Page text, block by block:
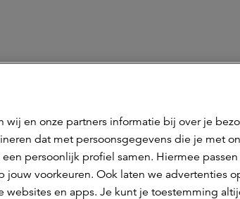
Deel dit
wij en onze partners informatie bij over je
dat met persoonsgegevens die je met
persoonlijk profiel samen. Hiermee
jouw voorkeuren. Ook laten we advertenties
websites en apps. Je kunt je toestemming